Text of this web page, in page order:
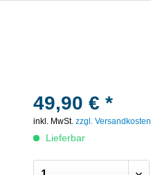
49,90 € *
inkl. MwSt.zzgl. Versandkosten
Lieferbar